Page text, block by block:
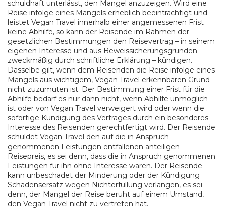
schuldhaft unterlässt, den Mangel anzuzeigen. Wird eine
Reise infolge eines Mangels erheblich beeinträchtigt und
leistet Vegan Travel innerhalb einer angemessenen Frist
keine Abhilfe, so kann der Reisende im Rahmen der
gesetzlichen Bestimmungen den Reisevertrag – in seinem
eigenen Interesse und aus Beweissicherungsgründen
zweckmäßig durch schriftliche Erklärung – kündigen.
Dasselbe gilt, wenn dem Reisenden die Reise infolge eines
Mangels aus wichtigem, Vegan Travel erkennbaren Grund
nicht zuzumuten ist. Der Bestimmung einer Frist für die
Abhilfe bedarf es nur dann nicht, wenn Abhilfe unmöglich
ist oder von Vegan Travel verweigert wird oder wenn die
sofortige Kündigung des Vertrages durch ein besonderes
Interesse des Reisenden gerechtfertigt wird. Der Reisende
schuldet Vegan Travel den auf die in Anspruch
genommenen Leistungen entfallenen anteiligen
Reisepreis, es sei denn, dass die in Anspruch genommenen
Leistungen für ihn ohne Interesse waren. Der Reisende
kann unbeschadet der Minderung oder der Kündigung
Schadensersatz wegen Nichterfüllung verlangen, es sei
denn, der Mangel der Reise beruht auf einem Umstand,
den Vegan Travel nicht zu vertreten hat.